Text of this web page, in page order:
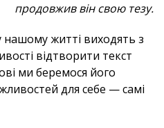
продовжив він свою тезу.
житті виходять з
відтворити текст
ми беремося його
для себе — самі